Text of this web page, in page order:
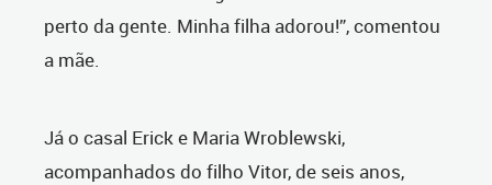
perto da gente. Minha filha adorou!”, comentou
a mãe.
Já o casal Erick e Maria Wroblewski,
acompanhados do filho Vitor, de seis anos,